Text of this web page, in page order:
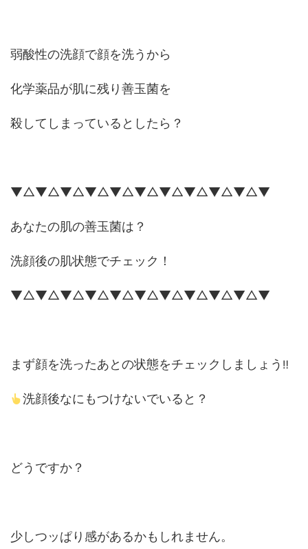
弱酸性の洗顔で顔を洗うから
化学薬品が肌に残り善玉菌を
殺してしまっているとしたら？
▼△▼△▼△▼△▼△▼△▼△▼△▼△▼△▼
あなたの肌の善玉菌は？
洗顔後の肌状態でチェック！
▼△▼△▼△▼△▼△▼△▼△▼△▼△▼△▼
まず顔を洗ったあとの状態をチェックしましょう ‼
洗顔後なにもつけないでいると？
どうですか？
少しつッぱり感があるかもしれません。